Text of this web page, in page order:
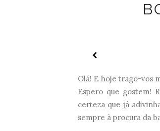
Olá! E hoje trago-vos
Espero que gostem!
certeza que já
sempre à procura da